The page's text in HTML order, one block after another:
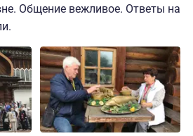
Общение вежливое. Ответы на